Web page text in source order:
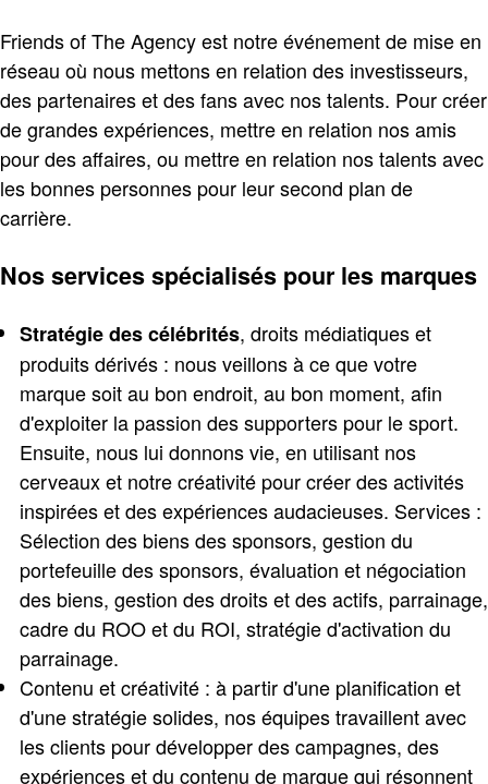
Friends of The Agency est notre événement de mise en
réseau où nous mettons en relation des investisseurs,
des partenaires et des fans avec nos talents. Pour créer
de grandes expériences, mettre en relation nos amis
pour des affaires, ou mettre en relation nos talents avec
les bonnes personnes pour leur second plan de
carrière.
Nos services spécialisés pour les marques
Stratégie des célébrités, droits médiatiques et
produits dérivés : nous veillons à ce que votre
marque soit au bon endroit, au bon moment, afin
d'exploiter la passion des supporters pour le sport.
Ensuite, nous lui donnons vie, en utilisant nos
cerveaux et notre créativité pour créer des activités
inspirées et des expériences audacieuses. Services :
Sélection des biens des sponsors, gestion du
portefeuille des sponsors, évaluation et négociation
des biens, gestion des droits et des actifs, parrainage,
cadre du ROO et du ROI, stratégie d'activation du
parrainage.
Contenu et créativité : à partir d'une planification et
d'une stratégie solides, nos équipes travaillent avec
les clients pour développer des campagnes, des
expériences et du contenu de marque qui résonnent